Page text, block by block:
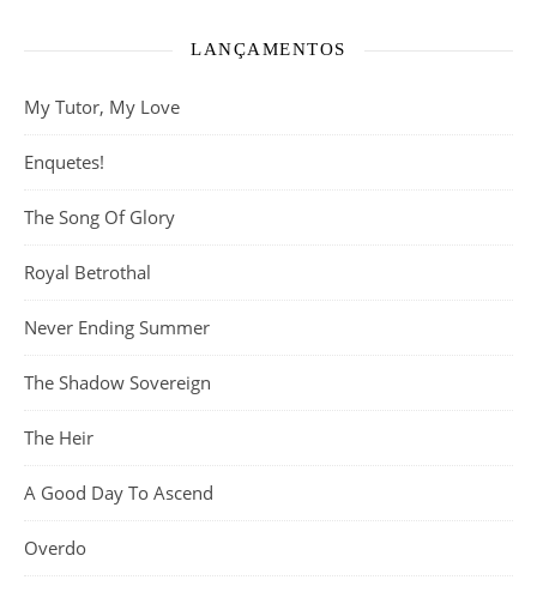
LANÇAMENTOS
My Tutor, My Love
Enquetes!
The Song Of Glory
Royal Betrothal
Never Ending Summer
The Shadow Sovereign
The Heir
A Good Day To Ascend
Overdo